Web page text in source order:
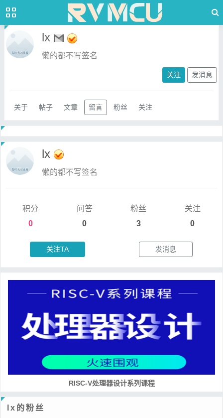
lx
懒的都不写签名
关注 发消息
关于 帖子 文章 留言 粉丝 关注
lx
懒的都不写签名
积分
0
问答
0
粉丝
3
关注
0
关注TA 发消息
RISC-V处理器设计系列课程
lx的粉丝